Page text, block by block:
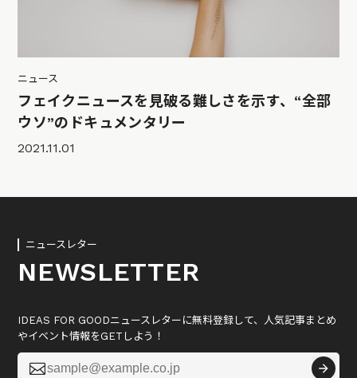
ニュース
フェイクニュースを見破る難しさを示す、“全部
ウソ”のドキュメンタリー
2021.11.01
ニュースレター
NEWSLETTER
IDEAS FOR GOODニュースレターに無料登録して、人気記事まとめ
やイベント情報をGETしよう！
